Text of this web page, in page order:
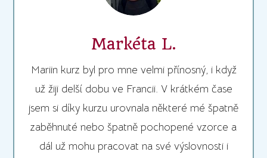
Markéta L.
Mariin kurz byl pro mne velmi přínosný, i když
už žiji delší dobu ve Francii. V krátkém čase
jsem si díky kurzu urovnala některé mé špatně
zaběhnuté nebo špatně pochopené vzorce a
dál už mohu pracovat na své výslovnosti i